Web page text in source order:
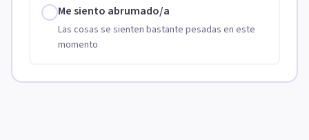
Me siento abrumado/a
Las cosas se sienten bastante pesadas en este
momento